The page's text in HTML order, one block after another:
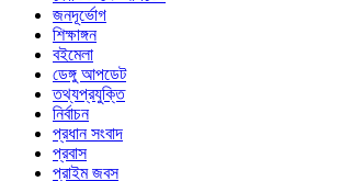
জনদূর্ভোগ
শিক্ষাঙ্গন
বইমেলা
ডেঙ্গু আপডেট
তথ্যপ্রযুক্তি
নির্বাচন
প্রধান সংবাদ
প্রবাস
প্রাইম জবস